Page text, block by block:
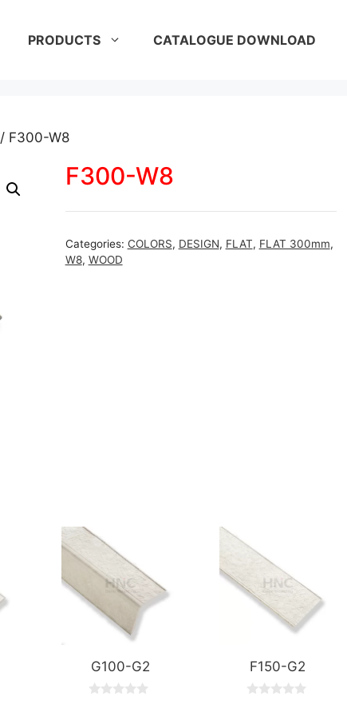
PRODUCTS CATALOGUE DOWNLOAD
/ F300-W8
F300-W8
Categories: COLORS, DESIGN, FLAT, FLAT 300mm,
W8, WOOD
G100-G2 F150-G2